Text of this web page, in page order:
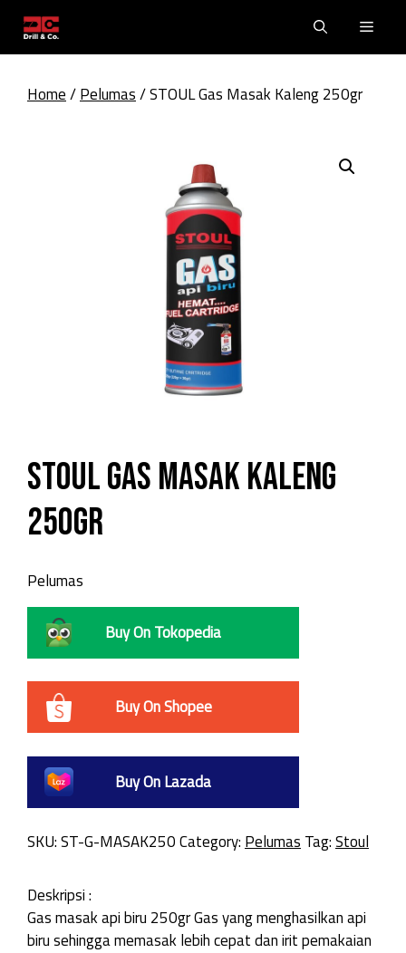
content
Home/Pelumas/ STOUL Gas Masak Kaleng 250gr
STOUL Gas Masak Kaleng
250gr
Pelumas
Buy On Tokopedia
Buy On Shopee
Buy On Lazada
SKU:ST-G-MASAK250Category: Pelumas Tag:Stoul
Deskripsi :
Gas masak api biru 250gr Gas yang menghasilkan api
biru sehingga memasak lebih cepat dan irit pemakaian